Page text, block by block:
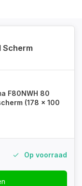
Scherm
F80NWH 80
(178 x 100
Op voorraad